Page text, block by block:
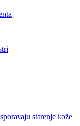
starenje kože